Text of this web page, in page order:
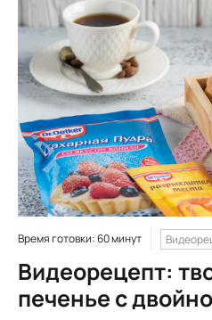
Время готовки: 60 минут
Видеорецепт:
печенье с